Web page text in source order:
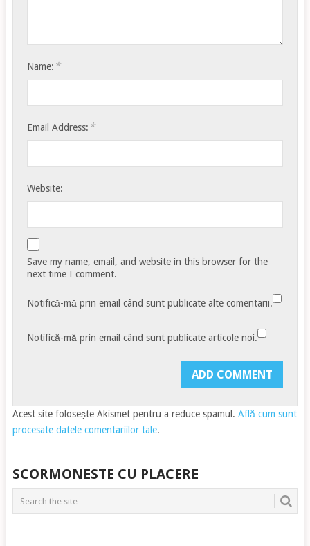
Name: *
Email Address: *
Website:
Save my name, email, and website in this browser for the
next time I comment.
Notifică-mă prin email când sunt publicate alte comentarii.
Notifică-mă prin email când sunt publicate articole noi.
Acest site folosește Akismet pentru a reduce spamul. Află cum sunt
procesate datele comentariilor tale.
SCORMONESTE CU PLACERE